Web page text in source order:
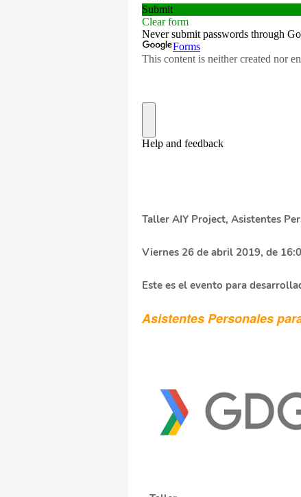
Taller AIY Project, Asistentes
Viernes 26 de abril 2019, de
Este es el evento para
Asistentes Personales